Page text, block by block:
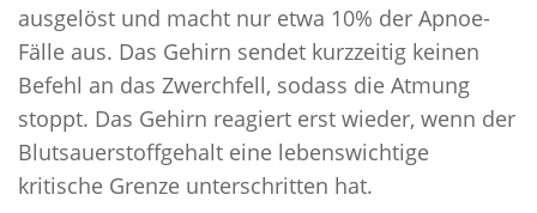
ausgelöst und macht nur etwa 10% der Apnoe-
Fälle aus. Das Gehirn sendet kurzzeitig keinen
Befehl an das Zwerchfell, sodass die Atmung
stoppt. Das Gehirn reagiert erst wieder, wenn der
Blutsauerstoffgehalt eine lebenswichtige
kritische Grenze unterschritten hat.